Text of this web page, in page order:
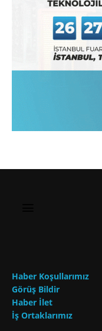
Haber Koşullarımız
Görüş Bildir
Haber İlet
İş Ortaklarımız